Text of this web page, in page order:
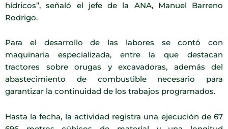
hídricos”, señaló el jefe de la ANA, Manuel Barreno
Rodrigo.
Para el desarrollo de las labores se contó con
maquinaria especializada, entre la que destacan
tractores sobre orugas y excavadoras, además del
abastecimiento de combustible necesario para
garantizar la continuidad de los trabajos programados.
Hasta la fecha, la actividad registra una ejecución de 67